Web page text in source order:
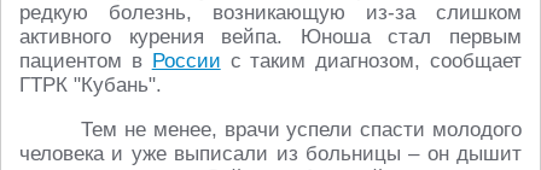
редкую болезнь, возникающую из-за слишком
активного курения вейпа. Юноша стал первым
пациентом в России с таким диагнозом, сообщает
ГТРК "Кубань".
Тем не менее, врачи успели спасти молодого
человека и уже выписали из больницы – он дышит